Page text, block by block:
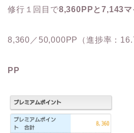
修行１回目で8,360PPと7,143マ
8,360／50,000PP（進捗率：
PP
ディズ